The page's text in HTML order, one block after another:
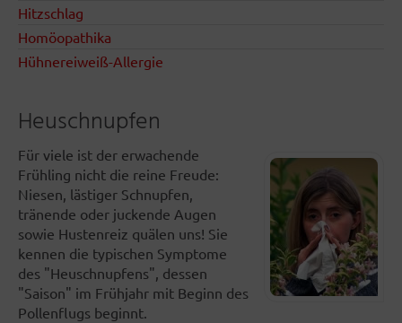
Hitzschlag
Homöopathika
Hühnereiweiß-Allergie
Heuschnupfen
Für viele ist der erwachende
Frühling nicht die reine Freude:
Niesen, lästiger Schnupfen,
tränende oder juckende Augen
sowie Hustenreiz quälen uns! Sie
kennen die typischen Symptome
des "Heuschnupfens", dessen
"Saison" im Frühjahr mit Beginn des
Pollenflugs beginnt.